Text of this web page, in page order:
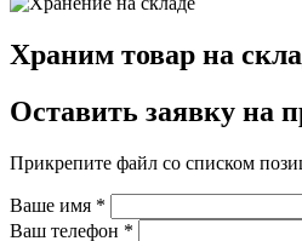
Храним товар на
Оставить заявку на
Прикрепите файл со списком
Ваше имя *
Ваш телефон *